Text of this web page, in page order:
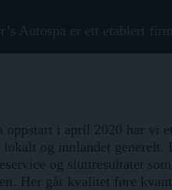
Autospa er ett etablert
oppstart i april 2020 har vi
lokalt og innlandet generelt.
og sluttresultatet
Her går kvalitet føre